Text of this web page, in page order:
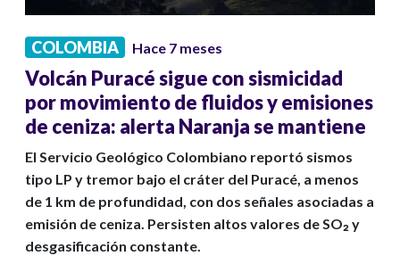
COLOMBIA Hace 7 meses
Volcán Puracé sigue con sismicidad
por movimiento de fluidos y emisiones
de ceniza: alerta Naranja se mantiene
El Servicio Geológico Colombiano reportó sismos
tipo LP y tremor bajo el cráter del Puracé, a menos
de 1 km de profundidad, con dos señales asociadas a
emisión de ceniza. Persisten altos valores de SO₂ y
desgasificación constante.